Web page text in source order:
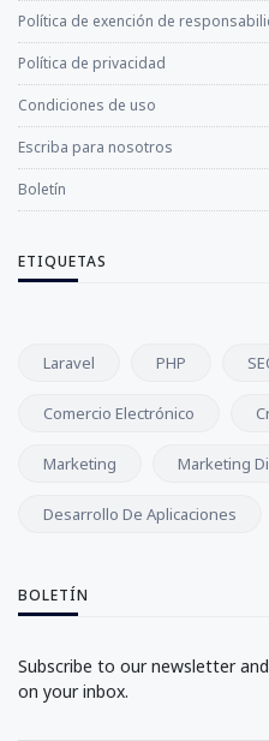
Política de exención de
Política de privacidad
Condiciones de uso
Escriba para nosotros
Boletín
ETIQUETAS
Laravel PHP
Comercio Electrónico
Marketing Marketing
Desarrollo De Aplicaciones
BOLETÍN
Subscribe to our newsletter
on your inbox.